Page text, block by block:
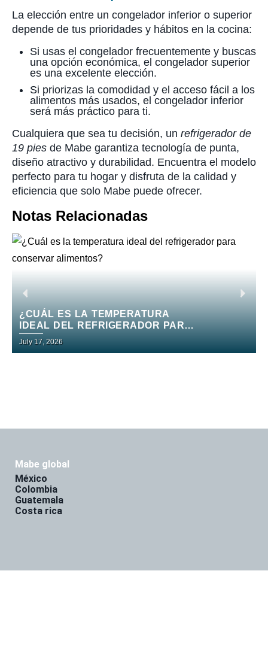
La elección entre un congelador inferior o superior
depende de tus prioridades y hábitos en la cocina:
Si usas el congelador frecuentemente y buscas
una opción económica, el congelador superior
es una excelente elección.
Si priorizas la comodidad y el acceso fácil a los
alimentos más usados, el congelador inferior
será más práctico para ti.
Cualquiera que sea tu decisión, un refrigerador de
19 pies de Mabe garantiza tecnología de punta,
diseño atractivo y durabilidad. Encuentra el modelo
perfecto para tu hogar y disfruta de la calidad y
eficiencia que solo Mabe puede ofrecer.
Notas Relacionadas
¿CUÁL ES LA TEMPERATURA
IDEAL DEL REFRIGERADOR PARA
CONSERVAR ALIMENTOS?
July 17, 2026
mabe global
méxico
colombia
guatemala
costa rica